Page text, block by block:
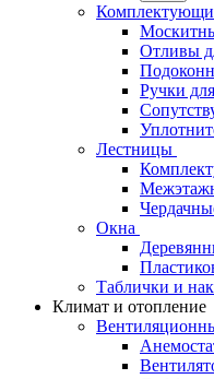
Отливы
Ручки
Лестницы
Окна
Таблички и
Климат и отопление